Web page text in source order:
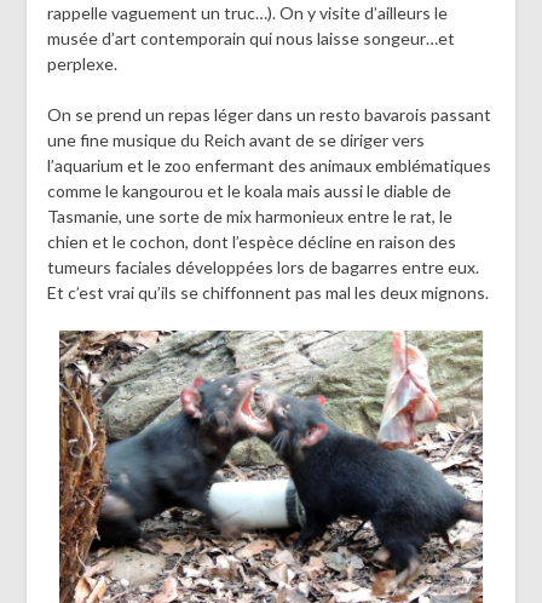
rappelle vaguement un truc…). On y visite d’ailleurs le
musée d’art contemporain qui nous laisse songeur…et
perplexe.
On se prend un repas léger dans un resto bavarois passant
une fine musique du Reich avant de se diriger vers
l’aquarium et le zoo enfermant des animaux emblématiques
comme le kangourou et le koala mais aussi le diable de
Tasmanie, une sorte de mix harmonieux entre le rat, le
chien et le cochon, dont l’espèce décline en raison des
tumeurs faciales développées lors de bagarres entre eux.
Et c’est vrai qu’ils se chiffonnent pas mal les deux mignons.